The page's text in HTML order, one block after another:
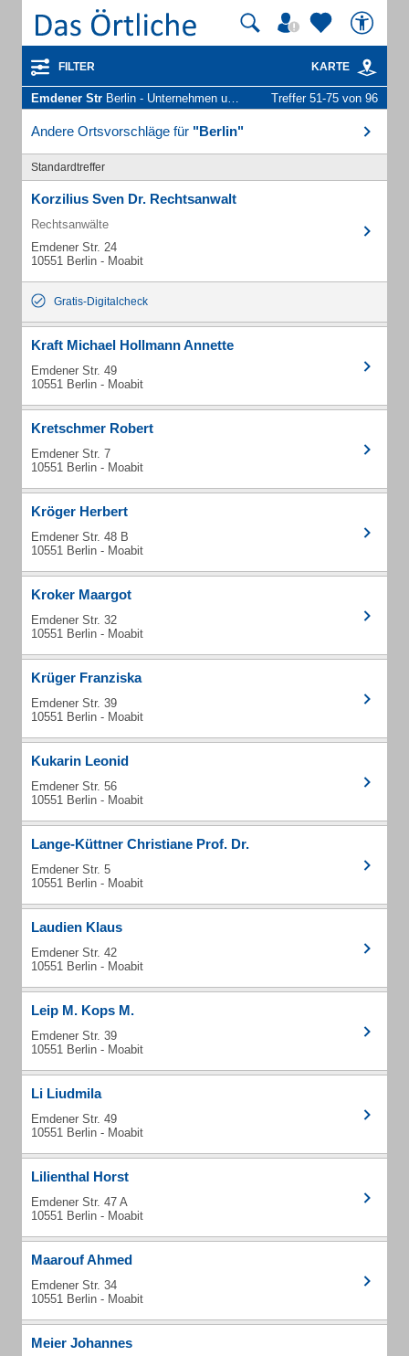
FILTER KARTE
Emdener Str Berlin - Unternehmen und Personen Treffer 51-75 von 96
Andere Ortsvorschläge für "Berlin"
Standardtreffer
Korzilius Sven Dr. Rechtsanwalt
Rechtsanwälte
Emdener Str. 24
10551 Berlin - Moabit
Gratis-Digitalcheck
Kraft Michael Hollmann Annette
Emdener Str. 49
10551 Berlin - Moabit
Kretschmer Robert
Emdener Str. 7
10551 Berlin - Moabit
Kröger Herbert
Emdener Str. 48 B
10551 Berlin - Moabit
Kroker Maargot
Emdener Str. 32
10551 Berlin - Moabit
Krüger Franziska
Emdener Str. 39
10551 Berlin - Moabit
Kukarin Leonid
Emdener Str. 56
10551 Berlin - Moabit
Lange-Küttner Christiane Prof. Dr.
Emdener Str. 5
10551 Berlin - Moabit
Laudien Klaus
Emdener Str. 42
10551 Berlin - Moabit
Leip M. Kops M.
Emdener Str. 39
10551 Berlin - Moabit
Li Liudmila
Emdener Str. 49
10551 Berlin - Moabit
Lilienthal Horst
Emdener Str. 47 A
10551 Berlin - Moabit
Maarouf Ahmed
Emdener Str. 34
10551 Berlin - Moabit
Meier Johannes